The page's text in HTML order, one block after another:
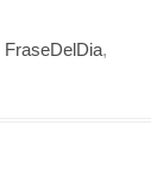
FraseDelDia,